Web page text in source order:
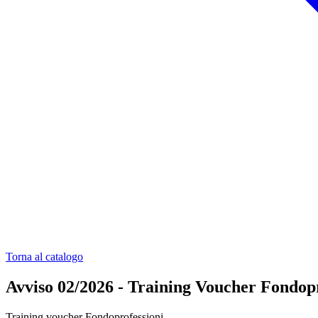
Torna al catalogo
Avviso 02/2026 - Training Voucher